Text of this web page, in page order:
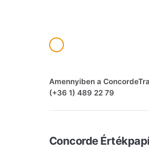
Amennyiben a
(+36 1) 489 22 79
Concorde